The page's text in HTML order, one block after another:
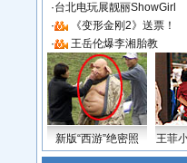
·台北电玩展靓丽ShowGirl
·
《变形金刚2》送票！
·
王岳伦爆李湘胎教
新版“西游”绝密照 王菲